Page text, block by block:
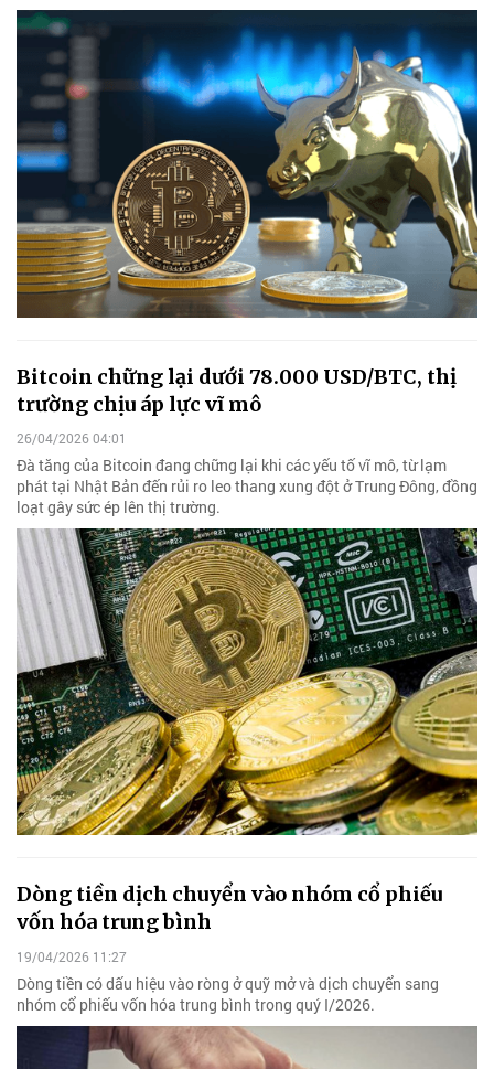
Bitcoin chững lại dưới 78.000 USD/BTC, thị
trường chịu áp lực vĩ mô
26/04/2026 04:01
Đà tăng của Bitcoin đang chững lại khi các yếu tố vĩ mô, từ lạm
phát tại Nhật Bản đến rủi ro leo thang xung đột ở Trung Đông, đồng
loạt gây sức ép lên thị trường.
Dòng tiền dịch chuyển vào nhóm cổ phiếu
vốn hóa trung bình
19/04/2026 11:27
Dòng tiền có dấu hiệu vào ròng ở quỹ mở và dịch chuyển sang
nhóm cổ phiếu vốn hóa trung bình trong quý I/2026.